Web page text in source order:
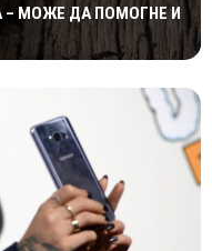
МОЖЕ ДА ПОМОГНЕ И